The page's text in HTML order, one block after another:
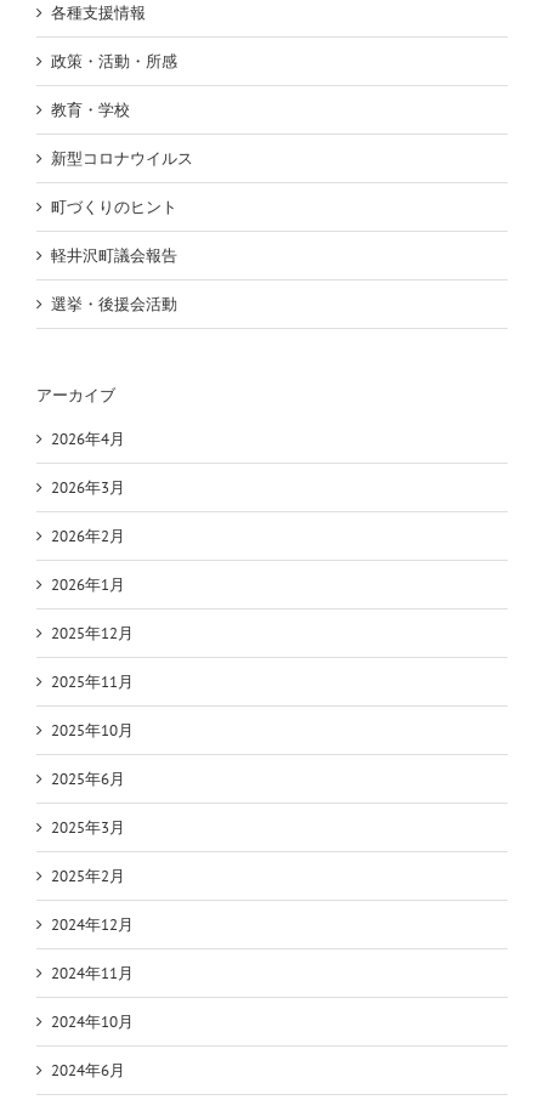
各種支援情報
政策・活動・所感
教育・学校
新型コロナウイルス
町づくりのヒント
軽井沢町議会報告
選挙・後援会活動
アーカイブ
2026年4月
2026年3月
2026年2月
2026年1月
2025年12月
2025年11月
2025年10月
2025年6月
2025年3月
2025年2月
2024年12月
2024年11月
2024年10月
2024年6月